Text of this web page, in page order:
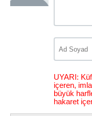
UYARI:
içeren,
büyük
hakaret